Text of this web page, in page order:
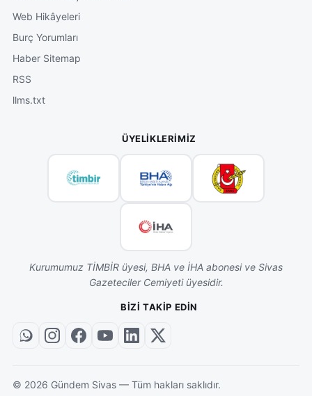
Web Hikâyeleri
Burç Yorumları
Haber Sitemap
RSS
llms.txt
ÜYELIKLERIMIZ
Kurumumuz TİMBİR üyesi, BHA ve İHA abonesi ve Sivas
Gazeteciler Cemiyeti üyesidir.
BIZI TAKIP EDIN
© 2026 Gündem Sivas — Tüm hakları saklıdır.